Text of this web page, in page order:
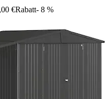
€Rabatt- 8 %